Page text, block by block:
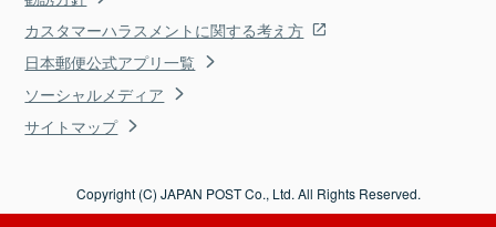
カスタマーハラスメントに関する考え方
日本郵便公式アプリ一覧
ソーシャルメディア
サイトマップ
Copyright (C) JAPAN POST Co., Ltd. All Rights Reserved.